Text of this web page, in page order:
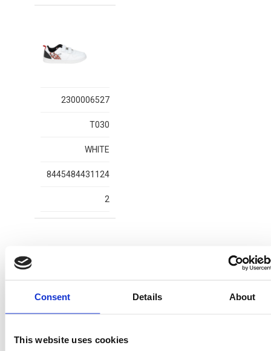
Consent Details About
This website uses cookies
2300006527
T030
WHITE
8445484431124
2
2300006527
T031